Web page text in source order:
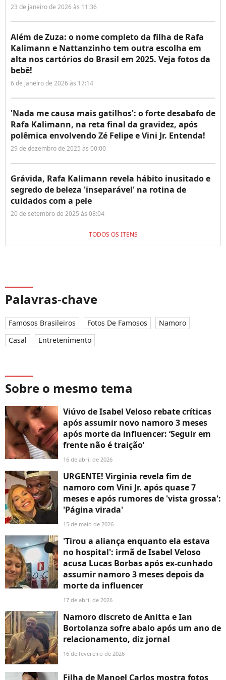
23 de janeiro de 2026 às 11:36
Além de Zuza: o nome completo da filha de Rafa
Kalimann e Nattanzinho tem outra escolha em
alta nos cartórios do Brasil em 2025. Veja fotos da
bebê!
6 de janeiro de 2026 às 17:14
'Nada me causa mais gatilhos': o forte desabafo de
Rafa Kalimann, na reta final da gravidez, após
polêmica envolvendo Zé Felipe e Vini Jr. Entenda!
29 de dezembro de 2025 às 00:00
Grávida, Rafa Kalimann revela hábito inusitado e
segredo de beleza 'inseparável' na rotina de
cuidados com a pele
20 de setembro de 2025 às 08:04
TODOS OS ITENS
Palavras-chave
Famosos Brasileiros Fotos De Famosos
Namoro
Casal
Entretenimento
Sobre o mesmo tema
Viúvo de Isabel Veloso rebate críticas
após assumir novo namoro 3 meses
após morte da influencer: ‘Seguir em
frente não é traição’
16 de abril de 2026
URGENTE! Virginia revela fim de
namoro com Vini Jr. após quase 7
meses e após rumores de 'vista grossa':
'Página virada'
15 de maio de 2026
'Tirou a aliança enquanto ela estava
no hospital': irmã de Isabel Veloso
acusa Lucas Borbas após ex-cunhado
assumir namoro 3 meses depois da
morte da influencer
17 de abril de 2026
Namoro discreto de Anitta e Ian
Bortolanza sofre abalo após um ano de
relacionamento, diz jornal
16 de fevereiro de 2026
Filha de Manoel Carlos mostra fotos